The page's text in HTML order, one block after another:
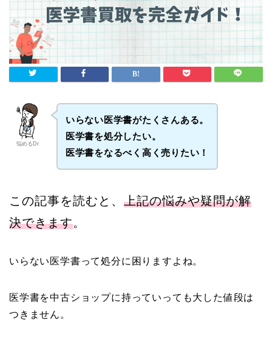
悩めるDr
いらない医学書がたくさんある。
医学書を処分したい。
医学書をなるべく高く売りたい！
この記事を読むと、 上記の悩みや疑問が解
決できます。
いらない医学書って処分に困りますよね。
医学書を中古ショップに持っていっても大した値段は
つきません。